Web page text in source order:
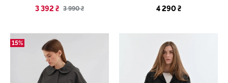
3 392 ₴ 3 990 ₴ 4 290 ₴
15%